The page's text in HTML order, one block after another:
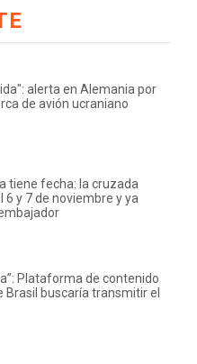
alerta en Alemania por
de avión ucraniano
tiene fecha: la cruzada
6 y 7 de noviembre y ya
Plataforma de contenido
Brasil buscaría transmitir el